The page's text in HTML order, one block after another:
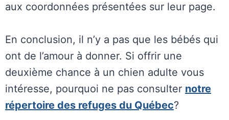
aux coordonnées présentées sur leur page.
En conclusion, il n’y a pas que les bébés qui
ont de l’amour à donner. Si offrir une
deuxième chance à un chien adulte vous
intéresse, pourquoi ne pas consulter notre
répertoire des refuges du Québec?